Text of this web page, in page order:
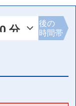
後の
時間帯